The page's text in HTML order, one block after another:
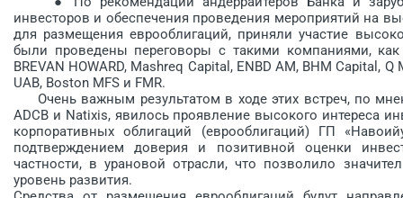
инвесторов и обеспечения проведения мероприятий на
для размещения еврооблигаций, приняли участие
были проведены переговоры с такими компаниями,
BREVAN HOWARD, Mashreq Capital, ENBD AM, BHM Capital,
UAB, Boston MFS и FMR.
Очень важным результатом в ходе этих встреч, по
ADCB и Natixis, явилось проявление высокого интереса
корпоративных облигаций (еврооблигаций) ГП
подтверждением доверия и позитивной оценки
частности, в урановой отрасли, что позволило
уровень развития.